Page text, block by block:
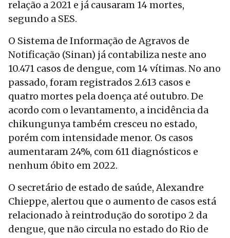
relação a 2021 e já causaram 14 mortes,
segundo a SES.
O Sistema de Informação de Agravos de
Notificação (Sinan) já contabiliza neste ano
10.471 casos de dengue, com 14 vítimas. No ano
passado, foram registrados 2.613 casos e
quatro mortes pela doença até outubro. De
acordo com o levantamento, a incidência da
chikungunya também cresceu no estado,
porém com intensidade menor. Os casos
aumentaram 24%, com 611 diagnósticos e
nenhum óbito em 2022.
O secretário de estado de saúde, Alexandre
Chieppe, alertou que o aumento de casos está
relacionado à reintrodução do sorotipo 2 da
dengue, que não circula no estado do Rio de